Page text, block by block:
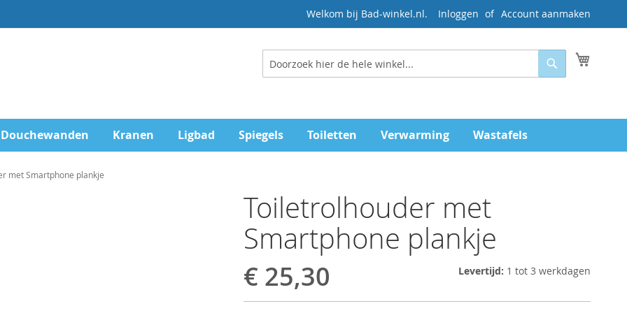
Welkom bij Bad-winkel.nl. Inloggen Account aanmaken
Zoeken
Zoeken
Douchewanden Kranen Ligbad Spiegels Toiletten Verwarming Wastafels
met Smartphone plankje
Toiletrolhouder met
Smartphone plankje
€ 25,30 Levertijd: 1 tot 3 werkdagen